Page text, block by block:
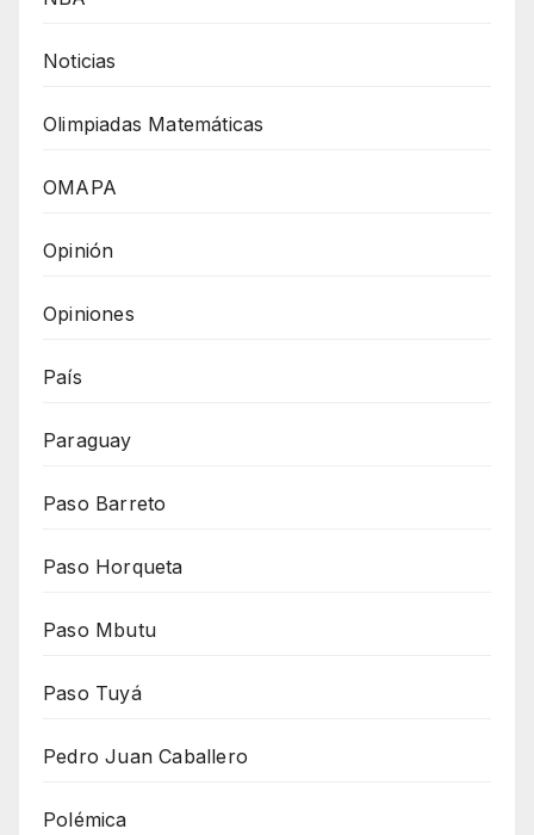
Noticias
Olimpiadas Matemáticas
OMAPA
Opinión
Opiniones
País
Paraguay
Paso Barreto
Paso Horqueta
Paso Mbutu
Paso Tuyá
Pedro Juan Caballero
Polémica